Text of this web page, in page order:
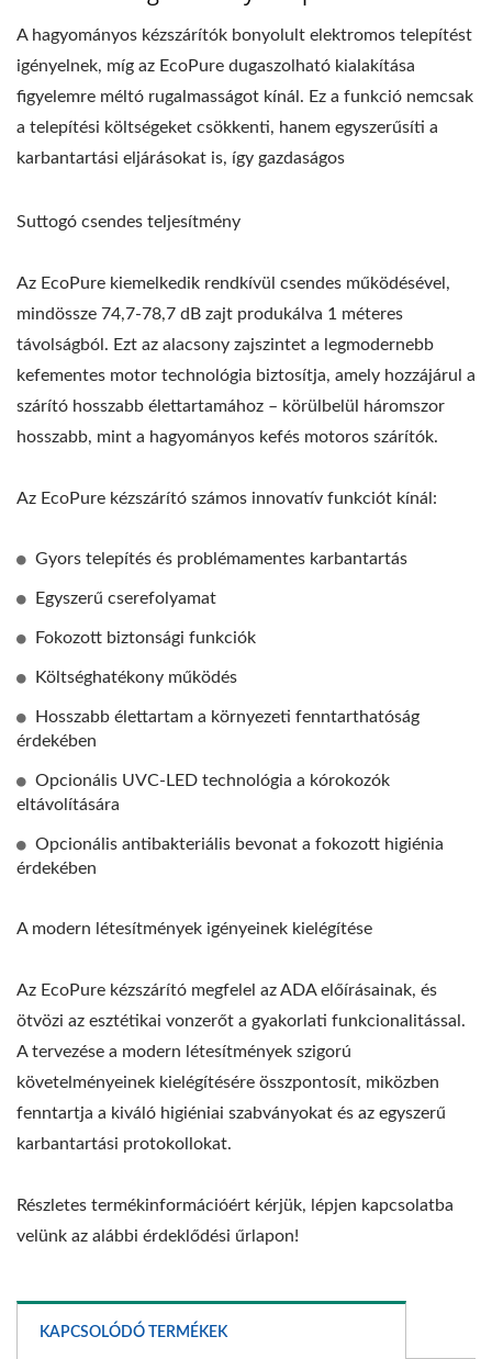
A hagyományos kézszárítók bonyolult elektromos telepítést
igényelnek, míg az EcoPure dugaszolható kialakítása
figyelemre méltó rugalmasságot kínál. Ez a funkció nemcsak
a telepítési költségeket csökkenti, hanem egyszerűsíti a
karbantartási eljárásokat is, így gazdaságos
Suttogó csendes teljesítmény
Az EcoPure kiemelkedik rendkívül csendes működésével,
mindössze 74,7-78,7 dB zajt produkálva 1 méteres
távolságból. Ezt az alacsony zajszintet a legmodernebb
kefementes motor technológia biztosítja, amely hozzájárul a
szárító hosszabb élettartamához – körülbelül háromszor
hosszabb, mint a hagyományos kefés motoros szárítók.
Az EcoPure kézszárító számos innovatív funkciót kínál:
Gyors telepítés és problémamentes karbantartás
Egyszerű cserefolyamat
Fokozott biztonsági funkciók
Költséghatékony működés
Hosszabb élettartam a környezeti fenntarthatóság
érdekében
Opcionális UVC-LED technológia a kórokozók
eltávolítására
Opcionális antibakteriális bevonat a fokozott higiénia
érdekében
A modern létesítmények igényeinek kielégítése
Az EcoPure kézszárító megfelel az ADA előírásainak, és
ötvözi az esztétikai vonzerőt a gyakorlati funkcionalitással.
A tervezése a modern létesítmények szigorú
követelményeinek kielégítésére összpontosít, miközben
fenntartja a kiváló higiéniai szabványokat és az egyszerű
karbantartási protokollokat.
Részletes termékinformációért kérjük, lépjen kapcsolatba
velünk az alábbi érdeklődési űrlapon!
KAPCSOLÓDÓ TERMÉKEK